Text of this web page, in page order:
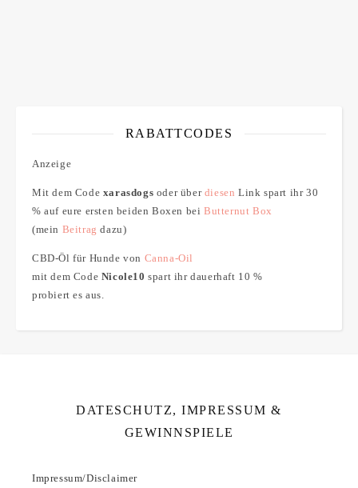
RABATTCODES
Anzeige
Mit dem Code xarasdogs oder über diesen Link spart ihr 30
% auf eure ersten beiden Boxen beiButternut Box
(mein Beitrag dazu)
CBD-Öl für Hunde von Canna-Oil
mit dem Code Nicole10 spart ihr dauerhaft 10 %
probiert es aus.
DATESCHUTZ, IMPRESSUM &
GEWINNSPIELE
Impressum/Disclaimer